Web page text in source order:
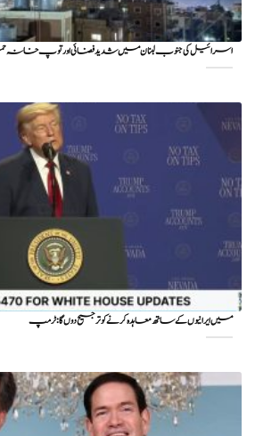
اسرائیل کی جنوب لبنان میں شدید فضائی اور توپ خانہ
میں ایرانیوں کے ساتھ معاہدہ کرنے کو ترجیح دوں گا : ٹرمپ